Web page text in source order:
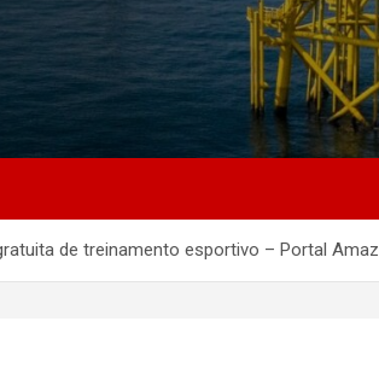
de treinamento esportivo – Portal